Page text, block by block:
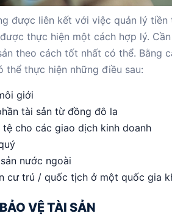
được liên kết với việc quản lý
thực hiện một cách hợp lý.
theo cách tốt nhất có thể. Bằng
thể thực hiện những điều sau:
giới
tài sản từ đồng đô la
tệ cho các giao dịch kinh doanh
nước ngoài
cư trú / quốc tịch ở một quốc gia
VỆ TÀI SẢN